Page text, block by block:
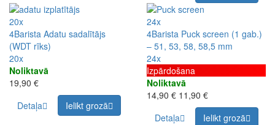
20x
4Barista Adatu sadalītājs
(WDT rīks)
20x
Noliktavā
19,90 €
Detaļa
Ielikt grozā
24x
4Barista Puck screen (1 gab.)
– 51, 53, 58, 58,5 mm
24x
Izpārdošana
Noliktavā
14,90 € 11,90 €
Detaļa
Ielikt grozā